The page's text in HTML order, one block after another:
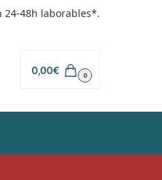
24-48h laborables*.
0,00€ 0